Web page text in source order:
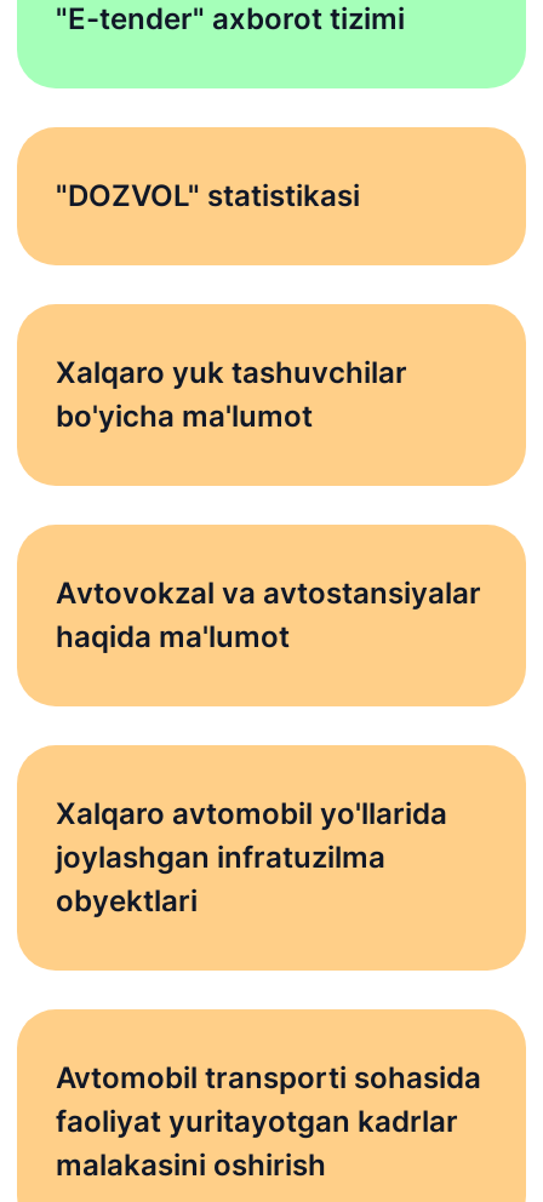
"E-tender" axborot tizimi
"DOZVOL" statistikasi
Xalqaro yuk tashuvchilar
bo'yicha ma'lumot
Аvtovokzal va avtostansiyalar
haqida ma'lumot
Xalqaro avtomobil yo'llarida
joylashgan infratuzilma
obyektlari
Avtomobil transporti sohasida
faoliyat yuritayotgan kadrlar
malakasini oshirish